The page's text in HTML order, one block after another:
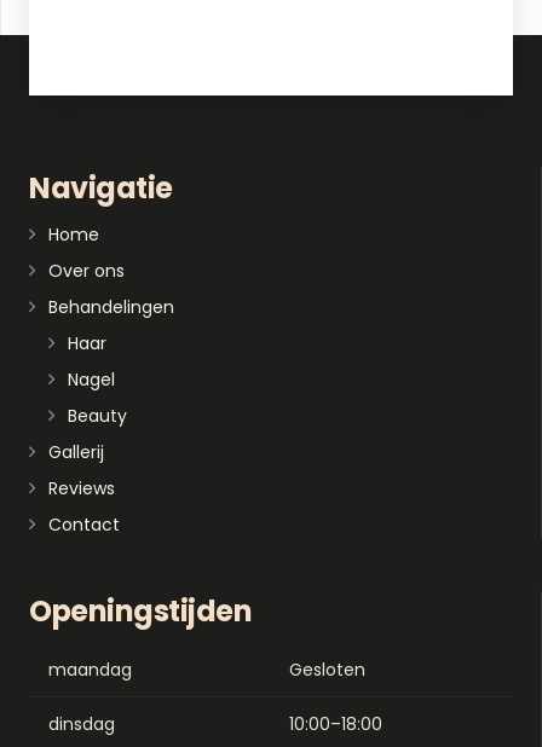
Navigatie
Home
Over ons
Behandelingen
Haar
Nagel
Beauty
Gallerij
Reviews
Contact
Openingstijden
maandag Gesloten
dinsdag 10:00–18:00